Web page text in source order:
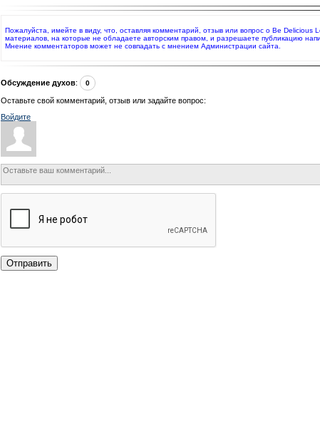
Пожалуйста, имейте в виду, что, оставляя комментарий, отзыв или вопрос о Be
материалов, на которые не обладаете авторским правом, и разрешаете публикацию
Мнение комментаторов может не совпадать с мнением Администрации сайта.
Обсуждение духов: 0
Оставьте свой комментарий, отзыв или задайте вопрос:
Войдите
Отправить